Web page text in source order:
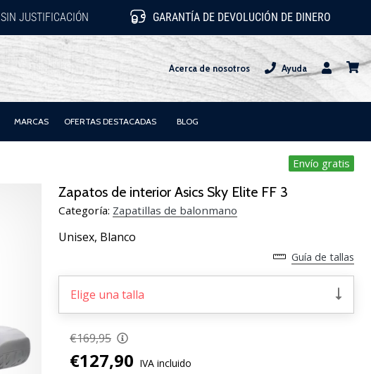
SIN JUSTIFICACIÓN GARANTÍA DE DEVOLUCIÓN DE DINERO
Acerca de nosotros
Ayuda
Usuario
MARCAS OFERTAS DESTACADAS BLOG
Envío gratis
Zapatos de interior Asics Sky Elite FF 3
Categoría: Zapatillas de balonmano
Unisex, Blanco
Guía de tallas
Elige una talla
€169,95
€127,90 IVA incluido